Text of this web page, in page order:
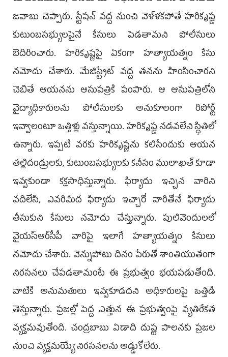
జవాబు చెప్పారు. స్టేషన్ వద్ద నుంచి వెళ్ళకపోతే హరికృష్ణ
కుటుంబసభ్యులపైనే కేసులు పెడతామని పోలీసులు
బెదిరించారు. హరికృష్ణపై ఏకంగా హత్యాయత్నం కేసు
నమోదు చేశారు. మేజిస్ట్రేట్ వద్ద తనను హింసించారని
చెబితే ఆయనను ఆసుపత్రికి పంపారు. ఆ ఆసుపత్రిలోని
వైద్యాధికారులను పోలీసులకు అనుకూలంగా రిపోర్ట్
ఇవ్వాలంటూ ఒత్తిళ్లు వస్తున్నాయి. హరికృష్ణ నడవలేని స్థితిలో
ఉన్నారు. ఇప్పటి వరకు హరికృష్ణను కలిసేందుకు ఆయన
తల్లిదండ్రులకు, కుటుంబసభ్యులకు కనీసం ములాఖత్ కూడా
ఇవ్వకుండా కక్షసాధిస్తున్నారు. ఫిర్యాదు ఇచ్చిన వారిని
వదిలేసి, ఎవరిమీద ఫిర్యాదు ఇచ్చారో వారితోనే ఫిర్యాదు
తీసుకుని కేసులు నమోదు చేస్తున్నారు. పులివెందులలో
వైయస్ఆర్‌సీపీ వారిపై ఇలాగే హత్యాయత్నం కేసులు
నమోదు చేశారు. వెన్నుపోటు దినం పేరుతో శాంతియుతంగా
నిరసనలు చేపడతామంటే ఈ ప్రభుత్వం భయపడుతోంది.
వాటికి అనుమతులు ఇవ్వకూడదని అధికారులపై ఒత్తిడి
తెస్తున్నారు. ప్రజల్లో పెద్ద ఎత్తున ఈ ప్రభుత్వంపై వ్యతిరేకత
వ్యక్తమవుతోంది. చంద్రబాబు ఏడాది దుష్ట పాలనకు ప్రజల
నుంచి వ్యక్తమయ్యే నిరసనలను అడ్డుకోలేరు.